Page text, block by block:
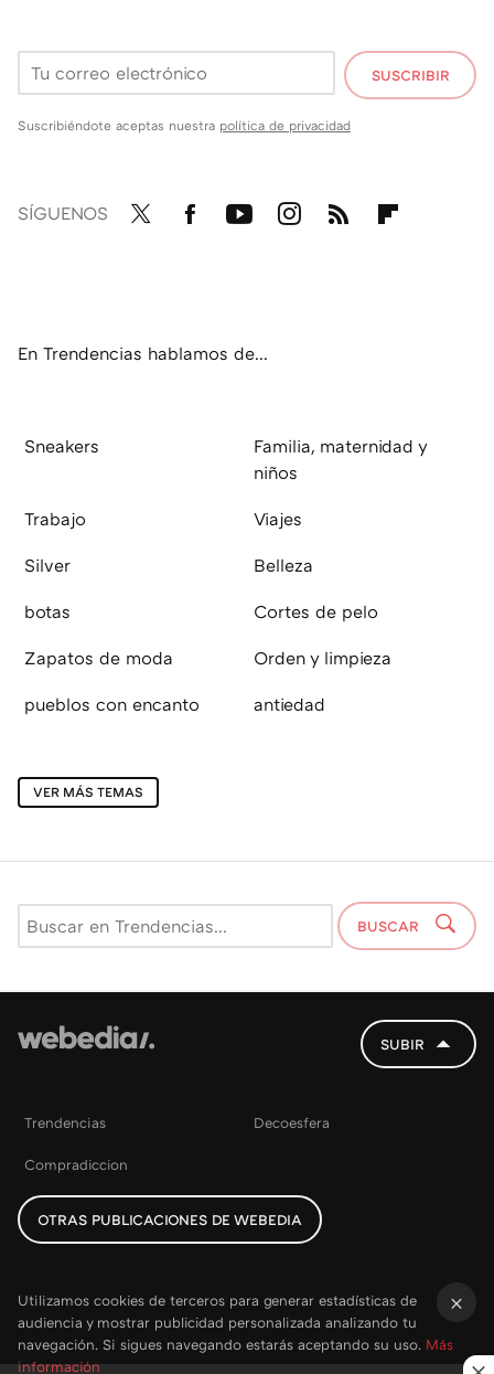
SUSCRIBIR
Suscribiéndote aceptas nuestra política de privacidad
SÍGUENOS
En Trendencias hablamos de...
Sneakers
Familia, maternidad y
niños
Trabajo Viajes
Silver Belleza
botas Cortes de pelo
Zapatos de moda Orden y limpieza
pueblos con encanto antiedad
VER MÁS TEMAS
BUSCAR
SUBIR
Trendencias Decoesfera
Compradiccion
OTRAS PUBLICACIONES DE WEBEDIA
Utilizamos cookies de terceros para generar estadísticas de
audiencia y mostrar publicidad personalizada analizando tu
navegación. Si sigues navegando estarás aceptando su uso. Más
información